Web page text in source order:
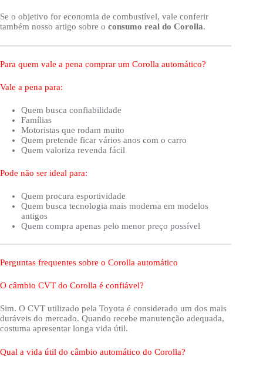
Se o objetivo for economia de combustível, vale conferir
também nosso artigo sobre o consumo real do Corolla.
Para quem vale a pena comprar um Corolla automático?
Vale a pena para:
Quem busca confiabilidade
Famílias
Motoristas que rodam muito
Quem pretende ficar vários anos com o carro
Quem valoriza revenda fácil
Pode não ser ideal para:
Quem procura esportividade
Quem busca tecnologia mais moderna em modelos
antigos
Quem compra apenas pelo menor preço possível
Perguntas frequentes sobre o Corolla automático
O câmbio CVT do Corolla é confiável?
Sim. O CVT utilizado pela Toyota é considerado um dos mais
duráveis do mercado. Quando recebe manutenção adequada,
costuma apresentar longa vida útil.
Qual a vida útil do câmbio automático do Corolla?